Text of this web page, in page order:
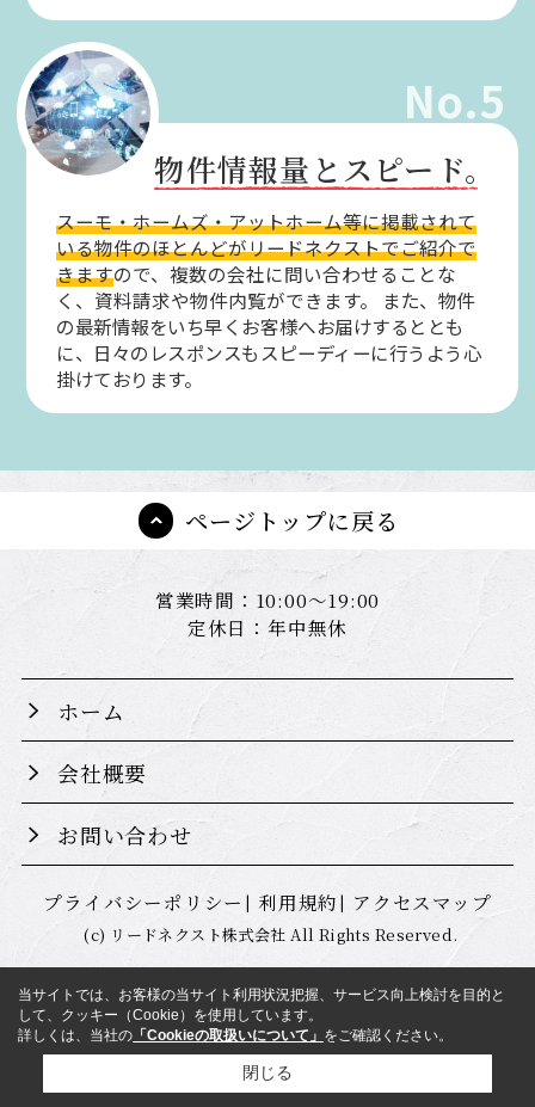
No.5
物件情報量とスピード。
スーモ・ホームズ・アットホーム等に掲載されて
いる物件のほとんどがリードネクストでご紹介で
きますので、複数の会社に問い合わせることな
く、資料請求や物件内覧ができます。
また、物件
の最新情報をいち早くお客様へお届けするととも
に、日々のレスポンスもスピーディーに行うよう心
掛けております。
ページトップに戻る
営業時間：10:00～19:00
定休日：年中無休
ホーム
会社概要
お問い合わせ
プライバシーポリシー 利用規約 アクセスマップ
(c) リードネクスト株式会社 All Rights Reserved.
当サイトでは、お客様の当サイト利用状況把握、サービス向上検討を目的と
して、クッキー（Cookie）を使用しています。
詳しくは、当社の 「Cookieの取扱いについて」 をご確認ください。
閉じる